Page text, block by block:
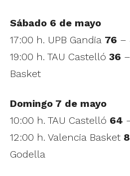
Sábado 6 de mayo
17:00 h. UPB Gandia 76 –
19:00 h. TAU Castelló 36 –
Basket
Domingo 7 de mayo
10:00 h. TAU Castelló 64
12:00 h. Valencia Basket
Godella